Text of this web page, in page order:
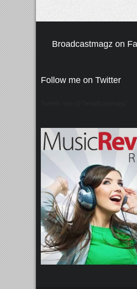
Broadcastmagz on
Follow me on Twitter